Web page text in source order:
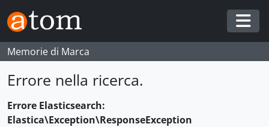
Skip to main content
Memorie di Marca
Errore nella ricerca.
Errore Elasticsearch:
Elastica\Exception\ResponseException